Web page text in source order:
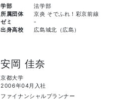
学部
法学部
所属団体
京炎 そでふれ！彩京前線
ゼミ
-
出身高校
広島城北（広島）
安岡 佳奈
京都大学
2006年04月入社
ファイナンシャルプランナー